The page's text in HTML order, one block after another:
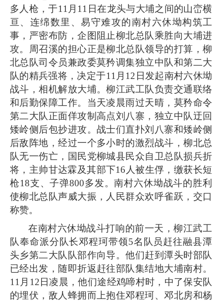
多人枪，于11月11日在龙头与大埔之间的山峦横
亘、连绵数里、易守难攻的南村六休坳构筑工
事，严密布防，企图阻止柳北总队乘胜向大埔进
攻。周召溪的担心正是柳北总队领导的打算，柳
北总队司令员兼政委莫矜调集独立中队和第二大
队的精兵强将，决定于11月12日发起南村六休坳
战斗，相机解放大埔。柳江武工队负责交通联络
和后勤保障工作。当天凌晨雨过天晴，莫矜命令
第二大队正面佯攻制高点刘八寨，独立中队迂回
矮岭侧后包抄进攻。战士们直扑刘八寨和矮岭侧
后敌阵地，经过一个多小时的激烈战斗，柳北总
队无一伤亡，国民党柳城县民众自卫总队损兵折
将，主帅甘达霖及其部下16人被生俘，缴获长短
枪18支、子弹800多发。南村六休坳战斗的胜利
使柳北总队声威大振，人民群众欢呼雀跃，交口
称赞。
在南村六休坳战斗打响的前一天，柳江武工
队奉命派分队长邓程珂带领5名队员赶往融县潭
头乡第二大队队部作向导。他们赶到潭头时部队
已经出发，随即折返赶往部队集结地大埔南村。
11月12日凌晨，他们途经鸡啼村时，中了保安队
的埋伏，敌人蜂拥而上抱住邓程珂、邓北房和杨